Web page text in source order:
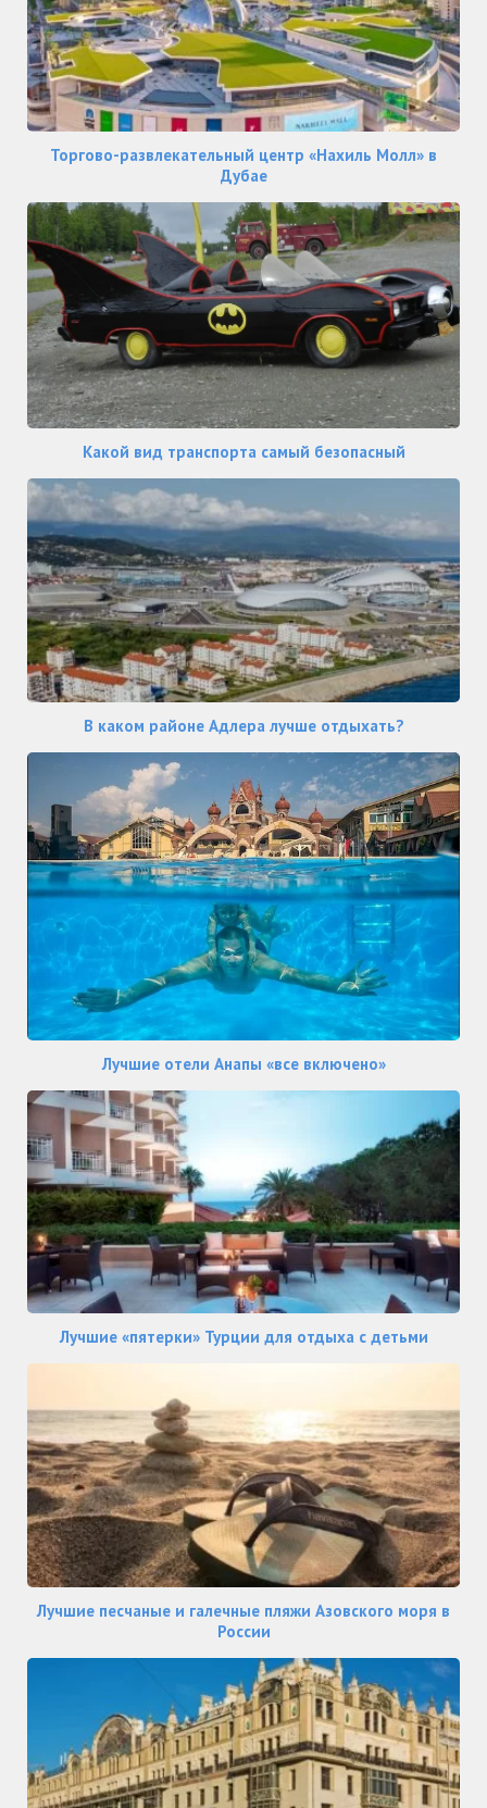
Торгово-развлекательный центр «Нахиль Молл» в
Дубае
Какой вид транспорта самый безопасный
В каком районе Адлера лучше отдыхать?
Лучшие отели Анапы «все включено»
Лучшие «пятерки» Турции для отдыха с детьми
Лучшие песчаные и галечные пляжи Азовского моря в
России